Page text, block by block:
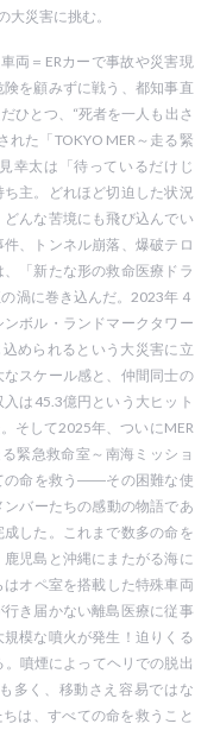
災害に挑む。
両＝ERカーで事故や災害現
を顧みずに戦う、都知事直
ひとつ、“死者を一人も出さ
れた「TOKYO MER～走る緊
幸太は「待っているだけじ
主。どれほど切迫した状況
んな苦境にも飛び込んでい
、トンネル崩落、爆破テロ
「新たな形の救命医療ドラ
渦に巻き込んだ。2023年４
ボル・ランドマークタワー
められるという大災害に立
スケール感と、仲間同士の
は45.3億円という大ヒット
そして2025年、ついにMER
緊急救命室～南海ミッショ
の命を救う――その困難な使
バーたちの感動の物語であ
した。これまで数多の命を
児島と沖縄にまたがる海に
オペ室を搭載した特殊車両
き届かない離島医療に従事
模な噴火が発生！迫りくる
噴煙によってヘリでの脱出
多く、移動さえ容易ではな
は、すべての命を救うこと